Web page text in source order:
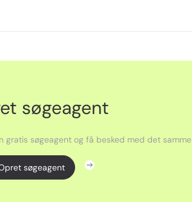
søgeagent
gratis søgeagent og få besked med det
søgeagent